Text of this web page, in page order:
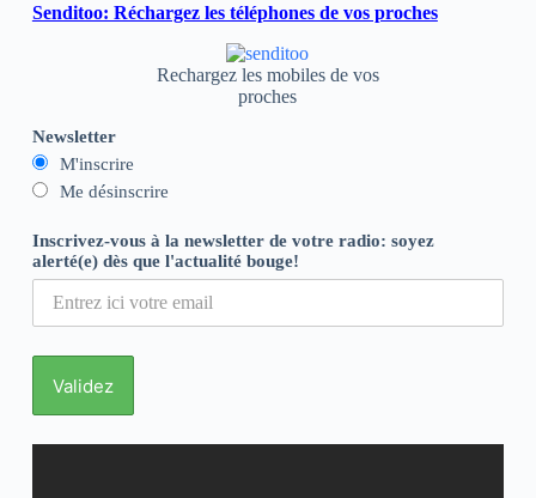
Senditoo: Réchargez les téléphones de vos proches
Rechargez les mobiles de vos
proches
Newsletter
M'inscrire
Me désinscrire
Inscrivez-vous à la newsletter de votre radio: soyez
alerté(e) dès que l'actualité bouge!